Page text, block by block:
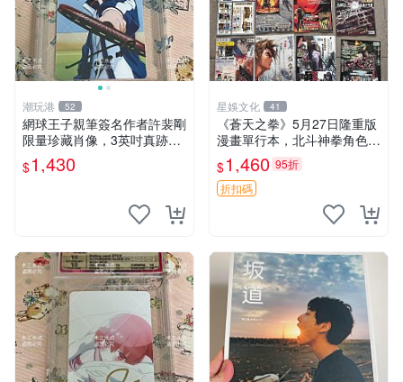
潮玩港 52
網球王子親筆簽名作者許裴剛
限量珍藏肖像，3英吋真跡收
藏品 面簽照片 作者原圖 網球
王子 許裴剛 真跡肖像
$1,430
星娛文化 41
《蒼天之拳》5月27日隆重版
漫畫單行本，北斗神拳角色封
面插圖推薦收藏 北斗神拳 憑
面 神拳功夫
$1,460 95折
折扣碼